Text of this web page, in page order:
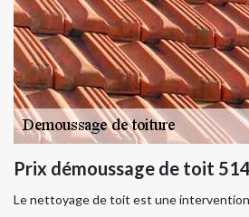
Prix démoussage de toit
Le nettoyage de toit est une